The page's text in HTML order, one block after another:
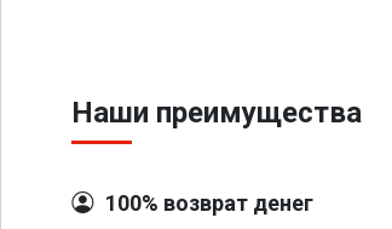
Наши преимущества
100% возврат денег